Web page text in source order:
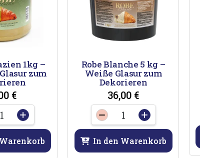
1kg –
zum
€
Robe
Pistazien
1kg
+
Robe Blanche 5 kg –
Weiße Glasur zum
Dekorieren
36,00 €
-
Robe
Blanche
5
+
In den Warenkorb